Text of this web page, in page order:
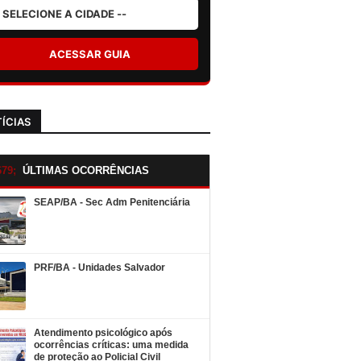
ACESSAR GUIA
ÚLTIMAS OCORRÊNCIAS
SEAP/BA - Sec Adm Penitenciária
PRF/BA - Unidades Salvador
Atendimento psicológico após
ocorrências críticas: uma medida
de proteção ao Policial Civil